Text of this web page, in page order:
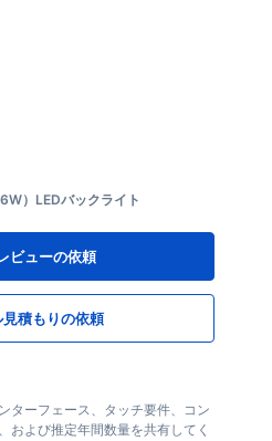
）LEDバックライト
ビューの依頼
積もりの依頼
ターフェース、タッチ要件、コン
および推定年間数量を共有してく